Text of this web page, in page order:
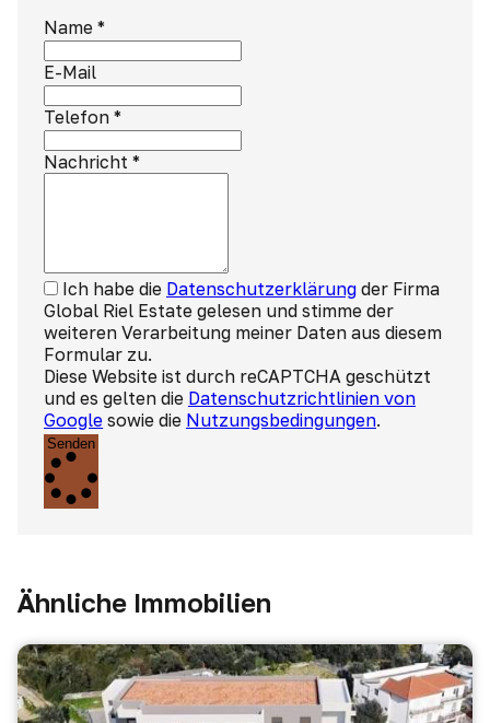
Name *
E-Mail
Telefon *
Nachricht *
Ich habe die Datenschutzerklärung der Firma
Global Riel Estate gelesen und stimme der
weiteren Verarbeitung meiner Daten aus diesem
Formular zu.
Diese Website ist durch reCAPTCHA geschützt
und es gelten die Datenschutzrichtlinien von
Google sowie die Nutzungsbedingungen.
Senden
Ähnliche Immobilien